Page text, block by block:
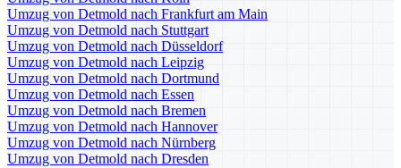
Umzug von Detmold nach Frankfurt am Main
Umzug von Detmold nach Stuttgart
Umzug von Detmold nach Düsseldorf
Umzug von Detmold nach Leipzig
Umzug von Detmold nach Dortmund
Umzug von Detmold nach Essen
Umzug von Detmold nach Bremen
Umzug von Detmold nach Hannover
Umzug von Detmold nach Nürnberg
Umzug von Detmold nach Dresden